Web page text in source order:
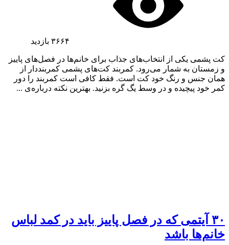
۳۶۶۴ بازدید
کت پشمی یکی از انتخاب‌های جذاب برای خانم‌ها در فصل‌های پاییز
و زمستان به شمار می‌رود. کمربند کت‌های پشمی کمربنددار از
همان جنس و رنگ خود کت است. فقط کافی است کمربند را دور
کمر خود پیچیده و در وسط یگ گره بزنید. بهترین نکته درباره‌ی ...
۳۰‌ آیتمی که در فصل پاییز باید در کمد لباس
خانم‌ها باشد